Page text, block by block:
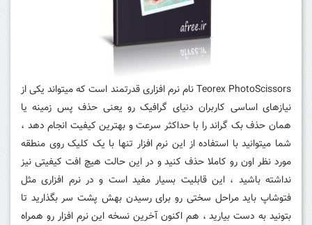
Teorex PhotoScissors نام نرم افزاری قدرتمند است که میتواند یکی از
نیازهای اساسی کاربران دنیای گرافیک رو یعنی حذف پس زمینه یا
همان حذف بک گراند را با حداکثر سرعت و بهترین کیفیت انجام دهد ،
شما میتوانید با استفاده از این نرم افزار تنها با یک کلیک روی منطقه
مورد نظر اون رو کاملا حذف کنید و در این حالت هیچ افت کیفیتی نیز
نداشته باشید ، این قابلیت بسیار مفید است و در نرم افزاری مثل
فتوشاپ باید مراحل سختی رو برای رسیدن بهش پشت سر بگذارید تا
بتونید به دست بیارید ، هم اکنون آخرین نسخه این نرم افزار رو همراه